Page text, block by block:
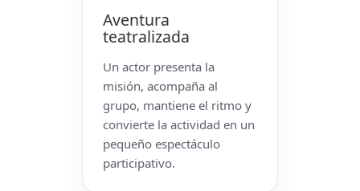
Aventura
teatralizada
Un actor presenta la
misión, acompaña al
grupo, mantiene el ritmo y
convierte la actividad en un
pequeño espectáculo
participativo.